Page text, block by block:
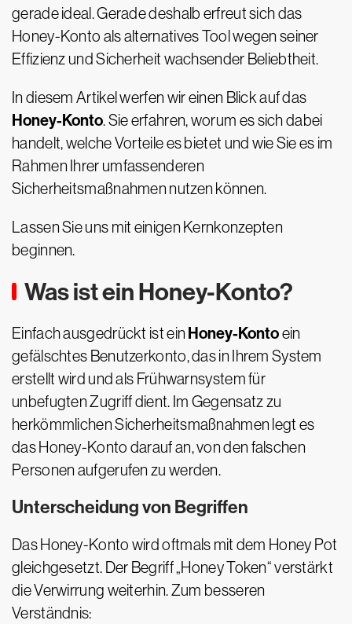
gerade ideal. Gerade deshalb erfreut sich das
Honey-Konto als alternatives Tool wegen seiner
Effizienz und Sicherheit wachsender Beliebtheit.
In diesem Artikel werfen wir einen Blick auf das
Honey-Konto. Sie erfahren, worum es sich dabei
handelt, welche Vorteile es bietet und wie Sie es im
Rahmen Ihrer umfassenderen
Sicherheitsmaßnahmen nutzen können.
Lassen Sie uns mit einigen Kernkonzepten
beginnen.
Was ist ein Honey-Konto?
Einfach ausgedrückt ist ein Honey-Kontoein
gefälschtes Benutzerkonto, das in Ihrem System
erstellt wird und als Frühwarnsystem für
unbefugten Zugriff dient. Im Gegensatz zu
herkömmlichen Sicherheitsmaßnahmen legt es
das Honey-Konto darauf an, von den falschen
Personen aufgerufen zu werden.
Unterscheidung von Begriffen
Das Honey-Konto wird oftmals mit dem Honey Pot
gleichgesetzt. Der Begriff „Honey Token“ verstärkt
die Verwirrung weiterhin. Zum besseren
Verständnis: